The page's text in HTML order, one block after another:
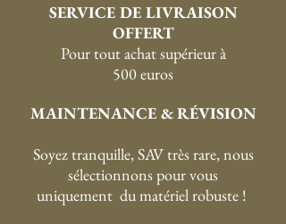
SERVICE DE LIVRAISON
OFFERT
Pour tout achat supérieur à
500 euros
MAINTENANCE & RÉVISION
Soyez tranquille, SAV très rare, nous
sélectionnons pour vous
uniquement du matériel robuste !